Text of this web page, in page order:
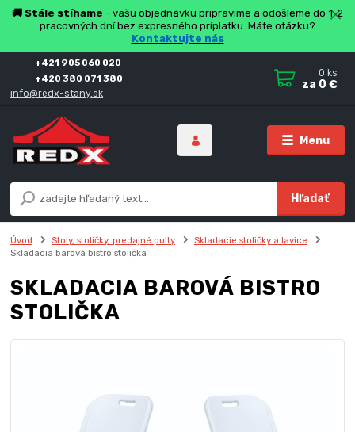
🚚 Stále stíhame - vašu objednávku pripravíme a odošleme do 1-2
pracovných dní bez expresného príplatku. Máte otázku?
Kontaktujte nás
Menu
Hľadať
+421 905 060 020
+420 380 071 380
info@redx-stany.sk
0 ks
za 0 €
Úvod Stoly, stoličky, predajné pulty
Skladacie stoličky a lavice
Skladacia barová bistro stolička
SKLADACIA BAROVÁ BISTRO
STOLIČKA